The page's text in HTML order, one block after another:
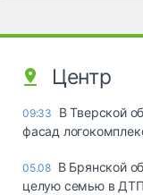
Центр
09:33
В Тверской
фасад
05.08 В Брянской
целую семью в ДТП